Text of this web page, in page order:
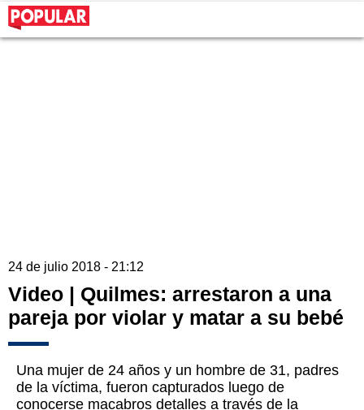
24 de julio 2018 - 21:12
Video | Quilmes: arrestaron a una
pareja por violar y matar a su bebé
Una mujer de 24 años y un hombre de 31, padres
de la víctima, fueron capturados luego de
conocerse macabros detalles a través de la